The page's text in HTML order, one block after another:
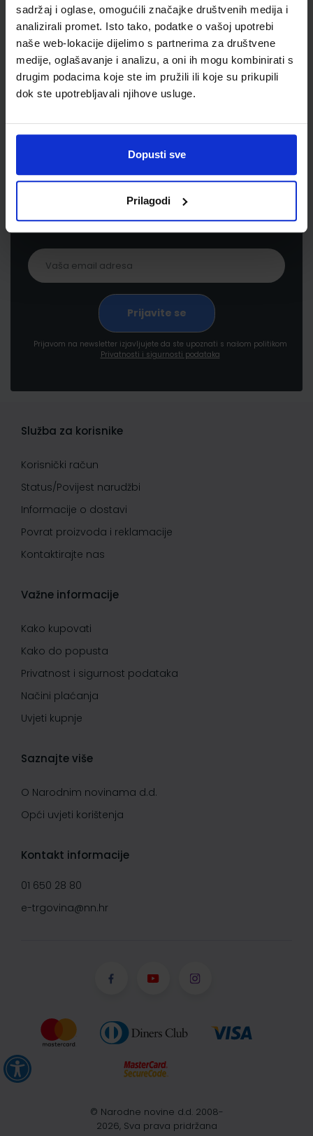
sadržaj i oglase, omogućili značajke društvenih medija i
analizirali promet. Isto tako, podatke o vašoj upotrebi
naše web-lokacije dijelimo s partnerima za društvene
medije, oglašavanje i analizu, a oni ih mogu kombinirati s
drugim podacima koje ste im pružili ili koje su prikupili
dok ste upotrebljavali njihove usluge.
Dopusti sve
Prilagodi
Newsletter prijava
Prijavite se kako bi primali informacije o novim
proizvodima i uslugama, akcijama i drugim
pogodnostima
Prijavom na newsletter izjavljujete da ste upoznati s našom politikom
Privatnosti i sigurnosti podataka
Služba za korisnike
Korisnički račun
Status/Povijest narudžbi
Informacije o dostavi
Povrat proizvoda i reklamacije
Kontaktirajte nas
Važne informacije
Kako kupovati
Kako do popusta
Privatnost i sigurnost podataka
Načini plaćanja
Uvjeti kupnje
Saznajte više
O Narodnim novinama d.d.
Opći uvjeti korištenja
Kontakt informacije
01 650 28 80
e-trgovina@nn.hr
© Narodne novine d.d. 2008-
2026, Sva prava pridržana